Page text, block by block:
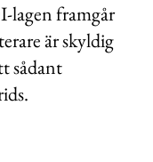
lagen framgår
är skyldig
sådant